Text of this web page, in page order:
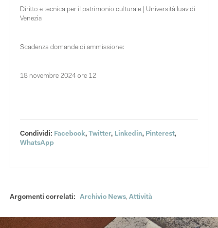
Diritto e tecnica per il patrimonio culturale | Università Iuav di
Venezia
Scadenza domande di ammissione:
18 novembre 2024 ore 12
Condividi: Facebook, Twitter, Linkedin, Pinterest,
WhatsApp
Argomenti correlati: Archivio News, Attività